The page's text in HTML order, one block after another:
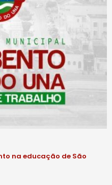
na educação de São